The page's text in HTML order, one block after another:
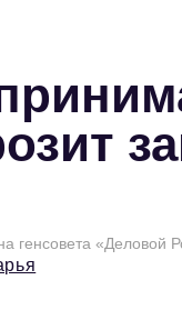
генсовета «Деловой